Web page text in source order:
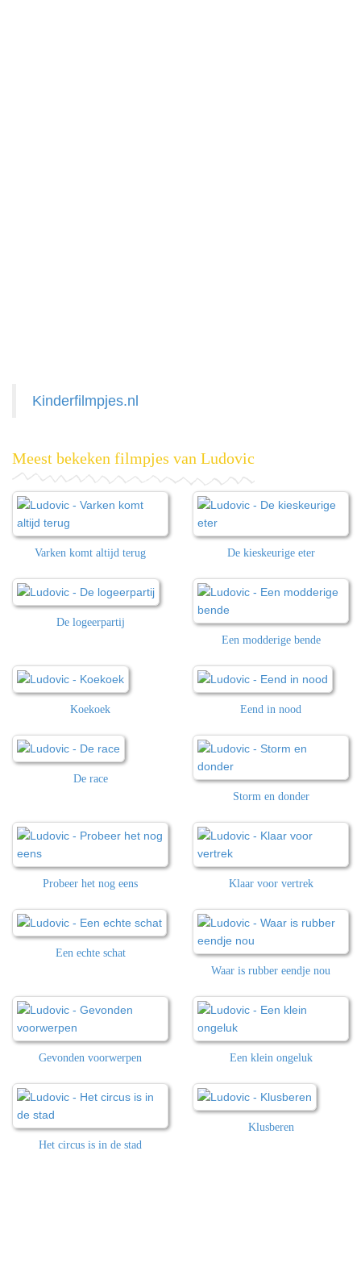
Kinderfilmpjes.nl
Meest bekeken filmpjes van Ludovic
Varken komt altijd terug De kieskeurige eter
De logeerpartij
Een modderige bende
Koekoek Eend in nood
De race
Storm en donder
Probeer het nog eens Klaar voor vertrek
Een echte schat
Waar is rubber eendje nou
Gevonden voorwerpen Een klein ongeluk
Het circus is in de stad
Klusberen